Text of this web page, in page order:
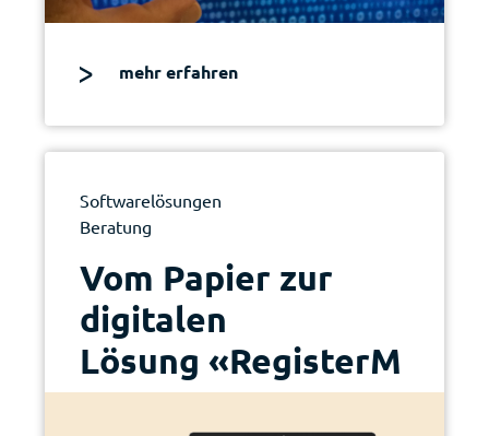
mehr erfahren
Softwarelösungen
|
Beratung
Vom Papier zur
digitalen
Lösung «RegisterM
e»